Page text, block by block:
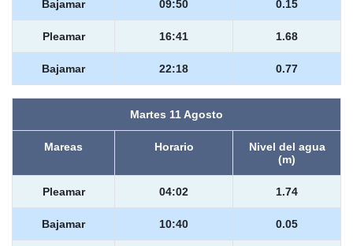
Bajamar 09:50 0.15
Pleamar 16:41 1.68
Bajamar 22:18 0.77
Martes 11 Agosto
Mareas Horario
Nivel del agua
(m)
Pleamar 04:02 1.74
Bajamar 10:40 0.05